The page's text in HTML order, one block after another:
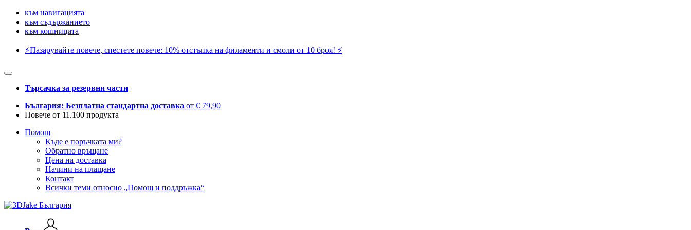
към навигацията
към съдържанието
към кошницата
⚡️Пазарувайте повече, спестете повече: 10% отстъпка на филаменти и смоли от 10 броя! ⚡️
Търсачка за резервни части
България: Безплатна стандартна доставка от € 79,90
Повече от 11.100 продукта
Помощ
Къде е поръчката ми?
Обратно връщане
Цена на доставка
Начини на плащане
Контакт
Всички теми относно „Помощ и поддръжка“